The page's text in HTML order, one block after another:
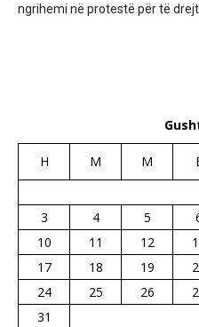
ngrihemi në protestë për të
H M M
3
4 5
10
11 12
17
18 19
24
25 26
31